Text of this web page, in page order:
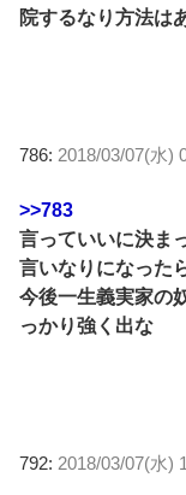
院するなり方法は
786: 2018/03/07(水)
>>783
言っていいに決ま
言いなりになった
今後一生義実家の
っかり強く出な
792: 2018/03/07(水)